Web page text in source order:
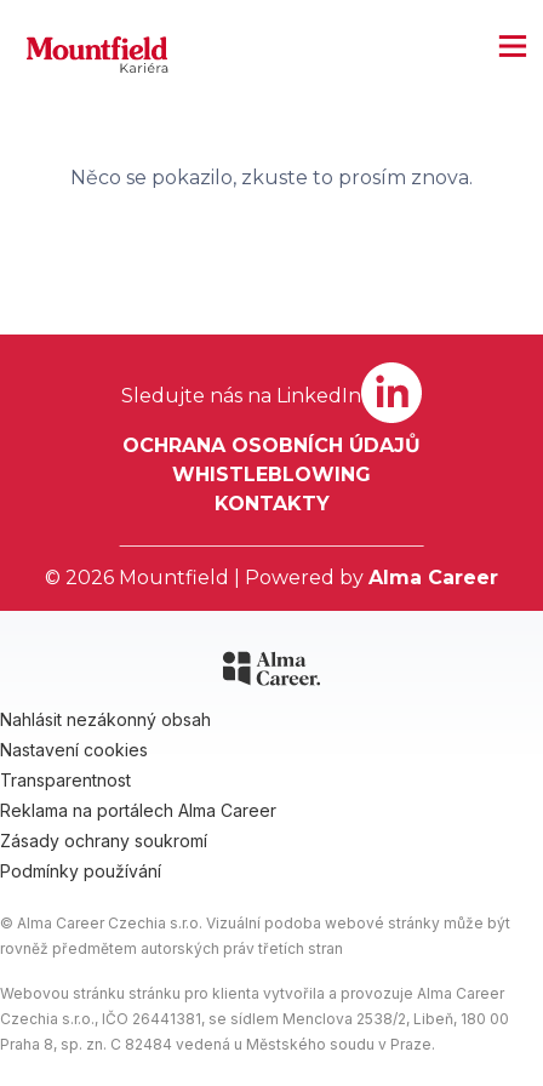
Něco se pokazilo, zkuste to prosím znova.
Sledujte nás na LinkedIn
OCHRANA OSOBNÍCH ÚDAJŮ
WHISTLEBLOWING
KONTAKTY
© 2026 Mountfield | Powered by Alma Career
Nahlásit nezákonný obsah
Nastavení cookies
Transparentnost
Reklama na portálech Alma Career
Zásady ochrany soukromí
Podmínky používání
© Alma Career Czechia s.r.o. Vizuální podoba webové stránky může být
rovněž předmětem autorských práv třetích stran
Webovou stránku stránku pro klienta vytvořila a provozuje Alma Career
Czechia s.r.o., IČO 26441381, se sídlem Menclova 2538/2, Libeň, 180 00
Praha 8, sp. zn. C 82484 vedená u Městského soudu v Praze.